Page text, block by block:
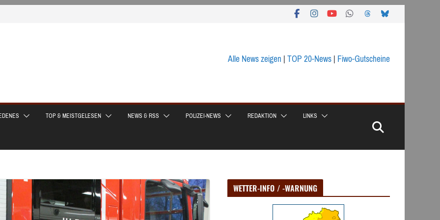
Alle News zeigen|TOP 20-News|Fiwo-Gutscheine
TOP & MEISTGELESEN NEWS & RSS POLIZEI-NEWS REDAKTION LINKS
WETTER-INFO / -WARNUNG